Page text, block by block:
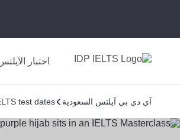
اختبار
آي دي بي آيلتس السعودية test dates